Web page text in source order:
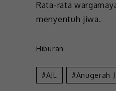
Rata-rata
menyentuh jiwa.
Hiburan
AJL Anugerah